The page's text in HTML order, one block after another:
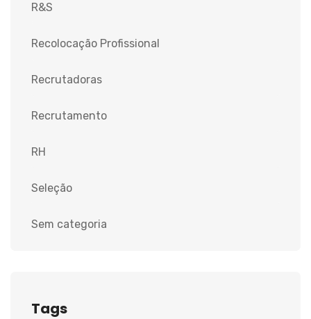
R&S
Recolocação Profissional
Recrutadoras
Recrutamento
RH
Seleção
Sem categoria
Tags